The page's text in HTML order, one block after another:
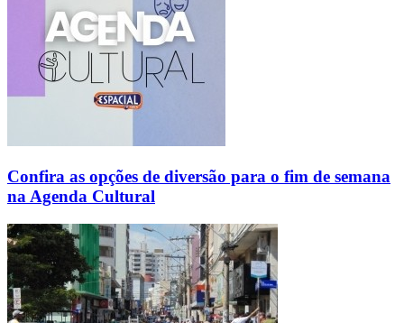
Confira as opções de diversão para o fim de semana
na Agenda Cultural